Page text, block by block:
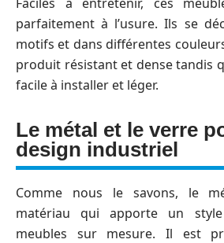
parfaitement à l’usure. Ils se
motifs et dans différentes
produit résistant et dense tandis
facile à installer et léger.
Le métal et le verre
design industriel
Comme nous le savons, le
matériau qui apporte un
meubles sur mesure. Il est